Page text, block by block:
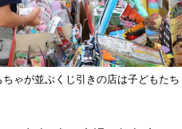
ゃが並ぶくじ引きの店は子どもたち